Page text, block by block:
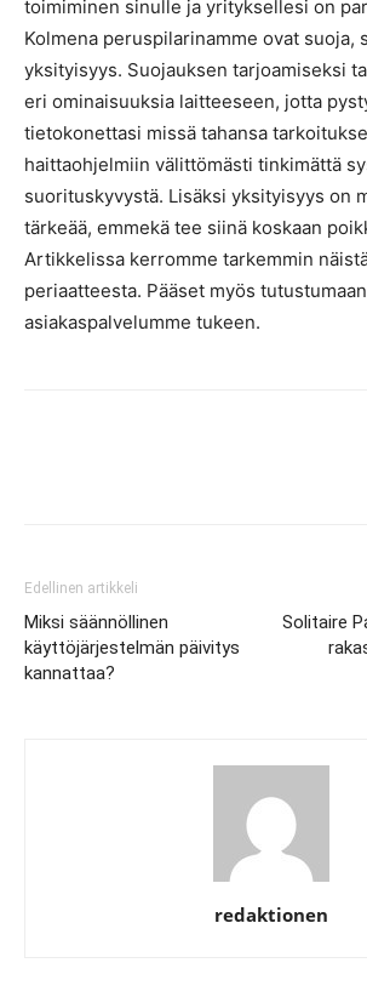
toimiminen sinulle ja yrityksellesi on
Kolmena peruspilarinamme ovat suoja,
yksityisyys. Suojauksen tarjoamiseksi
eri ominaisuuksia laitteeseen, jotta
tietokonettasi missä tahansa
haittaohjelmiin välittömästi tinkimättä
suorituskyvystä. Lisäksi yksityisyys on
tärkeää, emmekä tee siinä koskaan
Artikkelissa kerromme tarkemmin
periaatteesta. Pääset myös
asiakaspalvelumme tukeen.
Edellinen artikkeli
Miksi säännöllinen
käyttöjärjestelmän päivitys
kannattaa?
Solitaire
redaktionen